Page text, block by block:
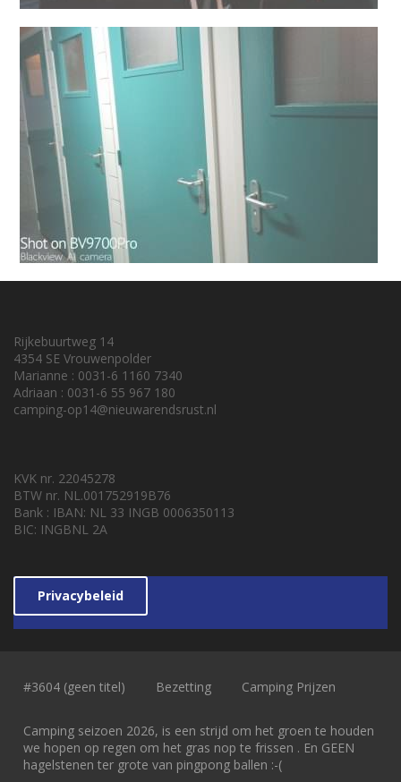
Rijkebuurtweg 14
4354 SE Vrouwenpolder
Marianne : 0031-6 1160 7340
Adriaan : 0031-6 55 967 180
camping-op14@nieuwarendsrust.nl
KVK nr. 22045278
BTW nr. NL.001752919B76
Bank : IBAN: NL 33 INGB 0006350113
BIC: INGBNL 2A
Privacybeleid
#3604 (geen titel) Bezetting Camping Prijzen
Camping seizoen 2026, is een strijd om het groen te houden
we hopen op regen om het gras nop te frissen . En GEEN
hagelstenen ter grote van pingpong ballen :-(